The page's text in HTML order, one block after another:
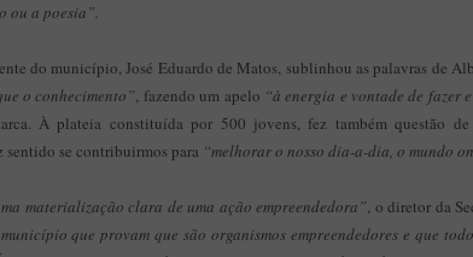
ou a poesia”.
do município, José Eduardo de Matos, sublinhou as palavras de
o conhecimento”, fazendo um apelo “à energia e vontade de fazer
À plateia constituída por 500 jovens, fez também questão
se contribuirmos para “melhorar o nosso dia-a-dia, o mundo
materialização clara de uma ação empreendedora”, o diretor da
que provam que são organismos empreendedores e que